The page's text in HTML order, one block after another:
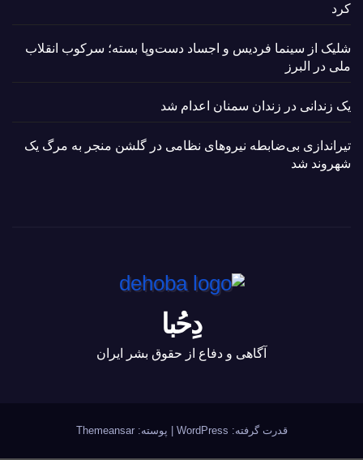
کرد
شلیک از سینما فردیس و اجساد دست‌وپا بسته؛ سرکوب انقلاب
ملی در البرز
یک زندانی در زندان سمنان اعدام شد
تیراندازی بی‌ضابطه نیروهای نظامی در گلشن منجر به مرگ یک
شهروند شد
دِحُبا
آگاهی و دفاع از حقوق بشر ایران
قدرت گرفته: WordPress |پوسته:Themeansar